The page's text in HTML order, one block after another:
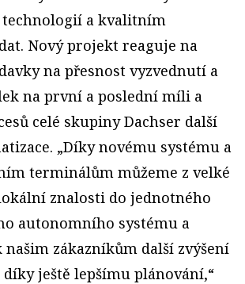
a kvalitním
Nový projekt reaguje na
na přesnost vyzvednutí a
na první a poslední míli a
celé skupiny Dachser další
„Díky novému systému a
terminálům můžeme z velké
znalosti do jednotného
autonomního systému a
zákazníkům další zvýšení
ještě lepšímu plánování,“